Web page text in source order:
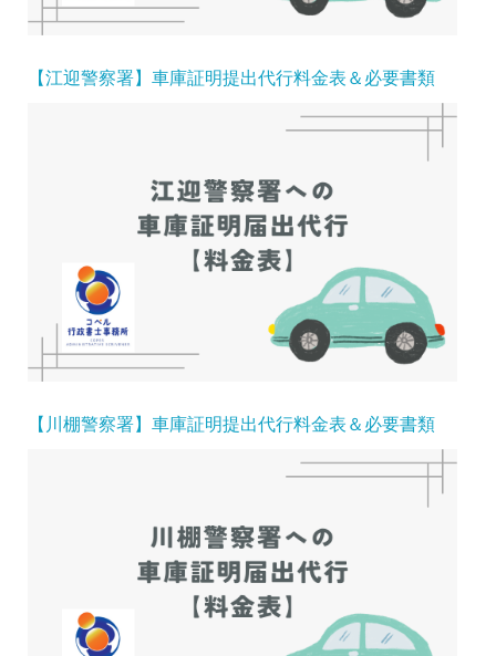
【江迎警察署】車庫証明提出代行料金表＆必要書類
【川棚警察署】車庫証明提出代行料金表＆必要書類